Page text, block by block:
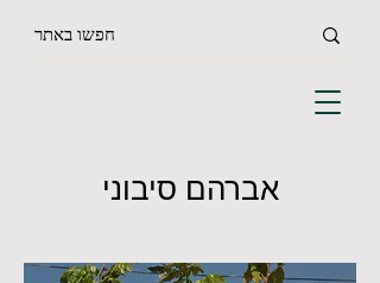
אברהם סיבוני